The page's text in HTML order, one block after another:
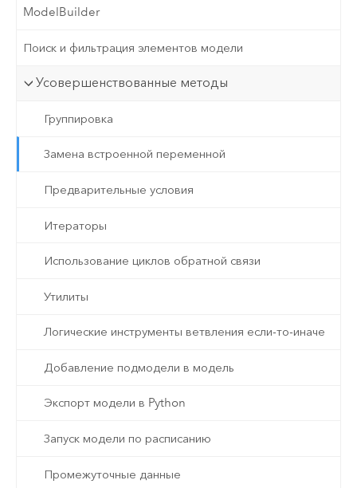
ModelBuilder
Поиск и фильтрация элементов модели
Усовершенствованные методы
Группировка
Замена встроенной переменной
Предварительные условия
Итераторы
Использование циклов обратной связи
Утилиты
Логические инструменты ветвления если-то-иначе
Добавление подмодели в модель
Экспорт модели в Python
Запуск модели по расписанию
Промежуточные данные